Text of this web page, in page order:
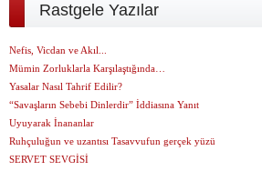
Rastgele Yazılar
Nefis, Vicdan ve Akıl...
Mümin Zorluklarla Karşılaştığında…
Yasalar Nasıl Tahrif Edilir?
“Savaşların Sebebi Dinlerdir” İddiasına Yanıt
Uyuyarak İnananlar
Ruhçuluğun ve uzantısı Tasavvufun gerçek yüzü
SERVET SEVGİSİ